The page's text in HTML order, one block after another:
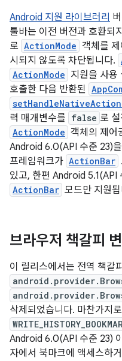
Android 지원 라이브러리
툴바는 이전 버전과 호환
로 ActionMode 객체를
시되지 않도록 차단됩니다.
ActionMode 지원을 사용
호출한 다음 반환된
력 매개변수를 false 로
ActionMode 객체의 제어
Android 6.0(API 수준 23)
프레임워크가 ActionBar
있고, 한편 Android 5.1(API
ActionBar 모드만 지원
브라우저 책갈피
이 릴리스에서는 전역 책갈
삭제되었습니다. 마찬가지로
Android 6.0(API 수준 23)
자에서 북마크에 액세스하